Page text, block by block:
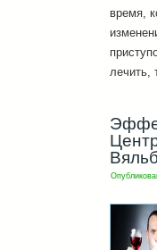
время,
лечить,